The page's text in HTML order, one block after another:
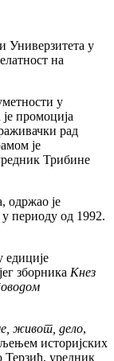
Универзитета у
на
у
промоција
рад
је
Трибине
је
у периоду од 1992.
едиције
зборника Кнез
живот, дело,
историјских
Терзић, уредник